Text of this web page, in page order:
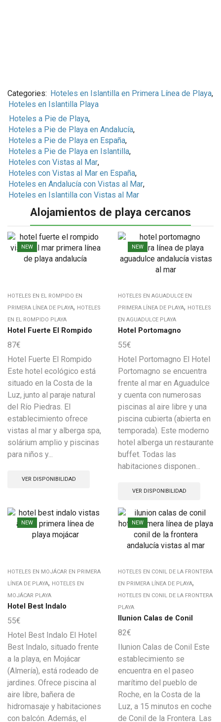
Categories: Hoteles en Islantilla en Primera Línea de Playa,
Hoteles en Islantilla Playa
Hoteles a Pie de Playa,
Hoteles a Pie de Playa en Andalucía,
Hoteles a Pie de Playa en España,
Hoteles a Pie de Playa en Islantilla,
Hoteles con Vistas al Mar,
Hoteles con Vistas al Mar en España,
Hoteles en Andalucía con Vistas al Mar,
Hoteles en Islantilla con Vistas al Mar
Alojamientos de playa cercanos
NEW
HOTELES EN EL ROMPIDO EN
PRIMERA LÍNEA DE PLAYA, HOTELES
EN EL ROMPIDO PLAYA
Hotel Fuerte El Rompido
87€
Hotel Fuerte El Rompido
Este hotel ecológico está
situado en la Costa de la
Luz, junto al paraje natural
del Río Piedras. El
establecimiento ofrece
vistas al mar y alberga spa,
solárium amplio y piscinas
para niños y...
VER DISPONIBILIDAD
NEW
HOTELES EN AGUADULCE EN
PRIMERA LÍNEA DE PLAYA, HOTELES
EN AGUADULCE PLAYA
Hotel Portomagno
55€
Hotel Portomagno El Hotel
Portomagno se encuentra
frente al mar en Aguadulce
y cuenta con numerosas
piscinas al aire libre y una
piscina cubierta (abierta en
temporada). Este moderno
hotel alberga un restaurante
buffet. Todas las
habitaciones disponen...
VER DISPONIBILIDAD
NEW
HOTELES EN MOJÁCAR EN PRIMERA
LÍNEA DE PLAYA, HOTELES EN
MOJÁCAR PLAYA
Hotel Best Indalo
55€
Hotel Best Indalo El Hotel
Best Indalo, situado frente
a la playa, en Mojácar
(Almería), está rodeado de
jardines. Ofrece piscina al
aire libre, bañera de
hidromasaje y habitaciones
con balcón. Además, el
NEW
HOTELES EN CONIL DE LA FRONTERA
EN PRIMERA LÍNEA DE PLAYA,
HOTELES EN CONIL DE LA FRONTERA
PLAYA
Ilunion Calas de Conil
82€
Ilunion Calas de Conil Este
establecimiento se
encuentra en el paseo
marítimo del pueblo de
Roche, en la Costa de la
Luz, a 15 minutos en coche
de Conil de la Frontera. Las